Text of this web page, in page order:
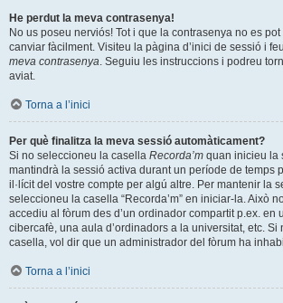
He perdut la meva contrasenya!
No us poseu nerviós! Tot i que la contrasenya no es
canviar fàcilment. Visiteu la pàgina d’inici de sessió i
meva contrasenya . Seguiu les instruccions i podreu
aviat.
Torna a l’inici
Per què finalitza la meva sessió automàticament?
Si no seleccioneu la casella Recorda’m quan inicieu la
mantindrà la sessió activa durant un període de temps
il·lícit del vostre compte per algú altre. Per mantenir la
seleccioneu la casella “Recorda’m” en iniciar-la. Això
accediu al fòrum des d’un ordinador compartit p.ex. en
cibercafè, una aula d’ordinadors a la universitat, etc. Si
casella, vol dir que un administrador del fòrum ha
Torna a l’inici